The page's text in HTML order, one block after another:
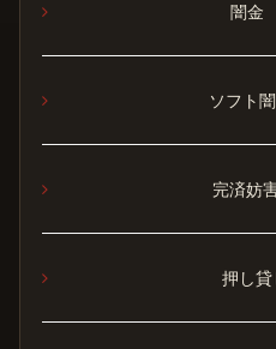
闇金
ソフト
完済妨
押し貸